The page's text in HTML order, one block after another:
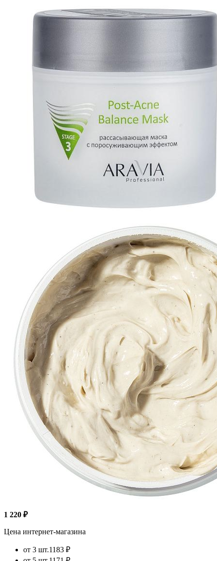
1 220 ₽
Цена интернет-магазина
от 3 шт.1183 ₽